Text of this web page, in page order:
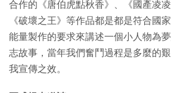
合作的《唐伯虎點秋香》、《國產凌凌
《破壞之王》等作品都是都是符合國
能量製作的要求來講述一個小人物為
志故事，當年我們奮鬥過程是多麼的
我宣傳之效。